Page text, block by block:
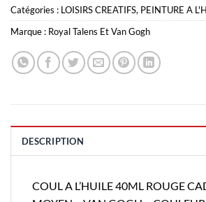
Catégories : LOISIRS CREATIFS, PEINTURE A
Marque : Royal Talens Et Van Gogh
DESCRIPTION
COUL A L’HUILE 40ML ROUGE